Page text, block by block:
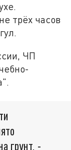
трёх часов
ЧП
грунт, -